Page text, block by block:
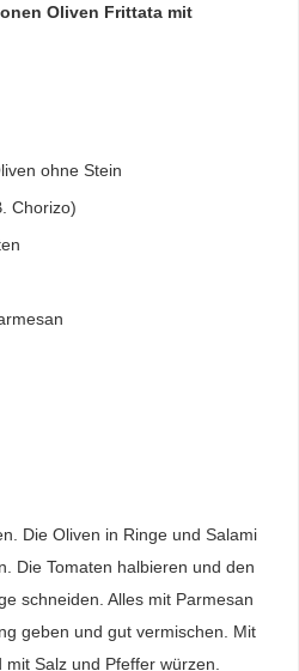
Oliven Frittata mit
ohne Stein
Chorizo)
Die Oliven in Ringe und Salami
Die Tomaten halbieren und den
schneiden. Alles mit Parmesan
geben und gut vermischen. Mit
Salz und Pfeffer würzen.